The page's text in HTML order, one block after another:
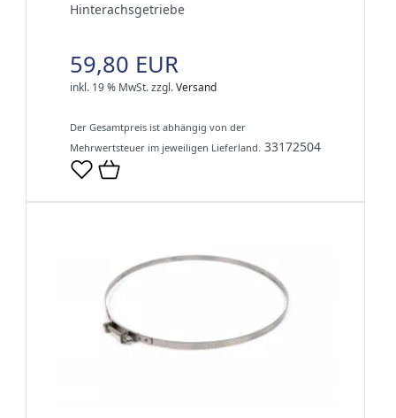
Hinterachsgetriebe
59,80 EUR
inkl. 19 % MwSt.zzgl.Versand
Der Gesamtpreis ist abhängig von der
Mehrwertsteuer im jeweiligen Lieferland. 33172504